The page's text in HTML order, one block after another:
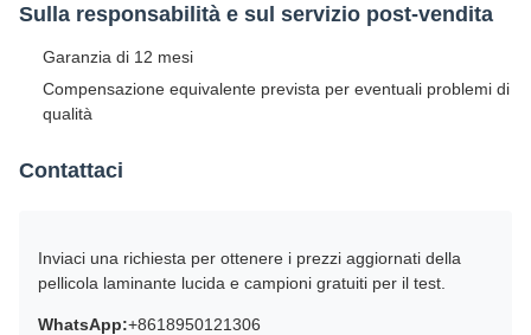
Sulla responsabilità e sul servizio post-vendita
Garanzia di 12 mesi
Compensazione equivalente prevista per eventuali problemi di
qualità
Contattaci
Inviaci una richiesta per ottenere i prezzi aggiornati della
pellicola laminante lucida e campioni gratuiti per il test.
WhatsApp:+8618950121306